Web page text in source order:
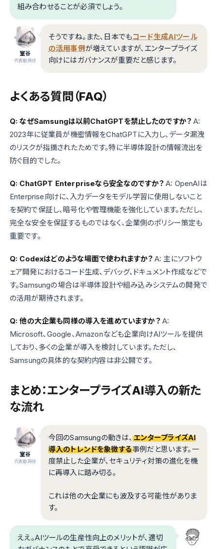
組み合わせることが必須でしょう。
室谷
代表取締役
そうですね。また、日本でもコード生成AIツール
の活用事例が増えていますが、エンタープライズ
向けにはガバナンスが重要だと感じます。
よくある質問（FAQ）
Q: なぜSamsungは以前ChatGPTを禁止したのですか？ A:
2023年に従業員が機密情報をChatGPTに入力し、データ漏洩
のリスクが指摘されたためです。特に半導体設計の情報流出を
防ぐ目的でした。
Q: ChatGPT Enterpriseなら安全なのですか？A: OpenAIは
Enterprise向けに、入力データをモデル学習に使用しないこと
を契約で保証し、暗号化や管理機能を強化しています。ただし、
完全な安全を保証するものではなく、企業側のポリシー策定も
重要です。
Q: Codexはどのような場面で使われますか？A: 主にソフトウ
ェア開発におけるコード生成、デバッグ、ドキュメント作成などで
す。Samsungの場合は半導体設計や組み込みシステムの開発で
の活用が期待されます。
Q: 他の大企業も同様の導入を進めていますか？A:
Microsoft、Google、Amazonなども企業向けAIツールを提供
しており、多くの企業が導入を検討しています。ただし、
Samsungの具体的な契約内容は非公開です。
まとめ：エンタープライズAI導入の新た
な流れ
室谷
代表取締役
今回のSamsungの動きは、エンタープライズAI
導入のトレンドを象徴する事例だと思います。一
度禁止した企業が、セキュリティ対策の進化を機
に再導入に踏み切る。
これは他の大企業にも波及する可能性がありま
す。
ええ。AIツールの生産性向上のメリットが、適切